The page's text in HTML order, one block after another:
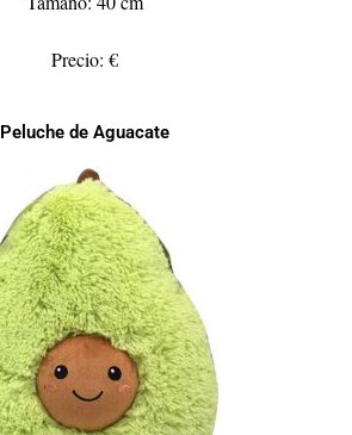
Precio: €
Peluche de Aguacate